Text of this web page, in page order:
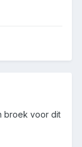
broek voor dit